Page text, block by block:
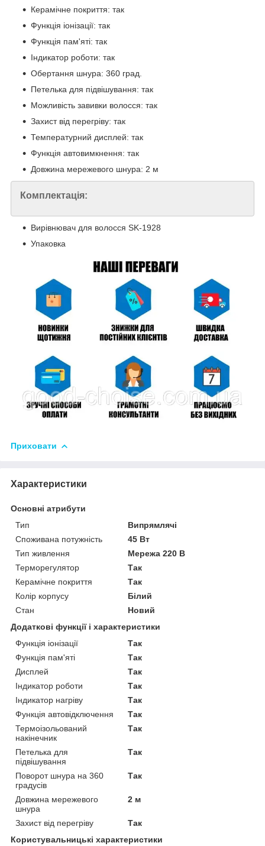
Керамічне покриття: так
Функція іонізації: так
Функція пам'яті: так
Індикатор роботи: так
Обертання шнура: 360 град.
Петелька для підвішування: так
Можливість завивки волосся: так
Захист від перегріву: так
Температурний дисплей: так
Функція автовимкнення: так
Довжина мережевого шнура: 2 м
Комплектація:
Вирівнювач для волосся SK-1928
Упаковка
Приховати
Характеристики
Основні атрибути
Тип
Випрямлячі
Споживана потужність
45 Вт
Тип живлення
Мережа 220 В
Терморегулятор
Так
Керамічне покриття
Так
Колір корпусу
Білий
Стан
Новий
Додаткові функції і характеристики
Функція іонізації
Так
Функція пам'яті
Так
Дисплей
Так
Індикатор роботи
Так
Індикатор нагріву
Так
Функція автовідключення
Так
Термоізольований
накінечник
Так
Петелька для
підвішування
Так
Поворот шнура на 360
градусів
Так
Довжина мережевого
шнура
2 м
Захист від перегріву
Так
Користувальницькі характеристики